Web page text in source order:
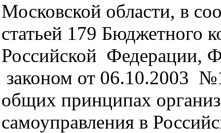
Московской области, в
статьей 179 Бюджетного
Российской Федерации,
законом от 06.10.2003
общих принципах
самоуправления в